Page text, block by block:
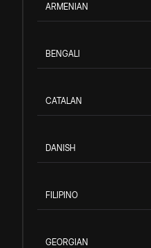
ARMENIAN
BENGALI
CATALAN
DANISH
FILIPINO
GEORGIAN